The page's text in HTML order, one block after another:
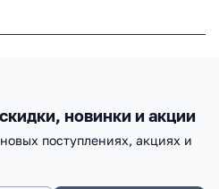
новинки и акции
поступлениях, акциях и